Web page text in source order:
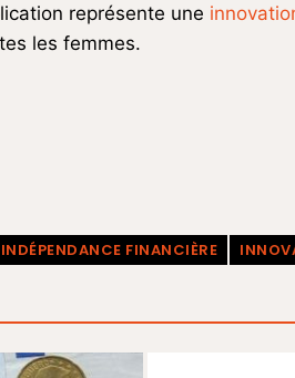
représente une
les femmes.
INDÉPENDANCE FINANCIÈRE